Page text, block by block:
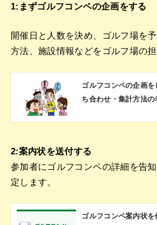
1:まずゴルフコンペの企画をする
開催日と人数を決め、ゴルフ場を
方法、施設情報などをゴルフ場の
ゴルフコンペの企画
ち合わせ・集計方法の
2:案内状を送付する
参加者にゴルフコンペの詳細を告
定します。
ゴルフコンペ案内状